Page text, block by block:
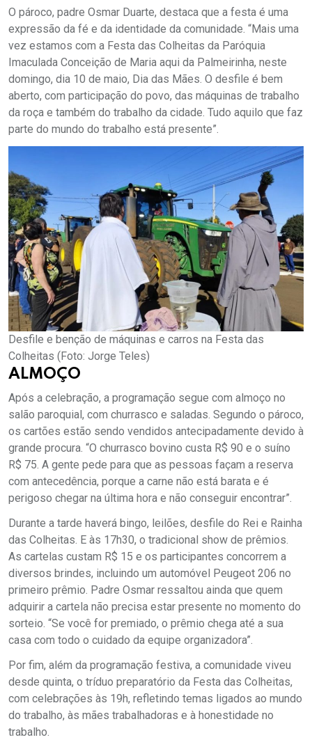
O pároco, padre Osmar Duarte, destaca que a festa é uma
expressão da fé e da identidade da comunidade. “Mais uma
vez estamos com a Festa das Colheitas da Paróquia
Imaculada Conceição de Maria aqui da Palmeirinha, neste
domingo, dia 10 de maio, Dia das Mães. O desfile é bem
aberto, com participação do povo, das máquinas de trabalho
da roça e também do trabalho da cidade. Tudo aquilo que faz
parte do mundo do trabalho está presente”.
Desfile e benção de máquinas e carros na Festa das
Colheitas (Foto: Jorge Teles)
ALMOÇO
Após a celebração, a programação segue com almoço no
salão paroquial, com churrasco e saladas. Segundo o pároco,
os cartões estão sendo vendidos antecipadamente devido à
grande procura. “O churrasco bovino custa R$ 90 e o suíno
R$ 75. A gente pede para que as pessoas façam a reserva
com antecedência, porque a carne não está barata e é
perigoso chegar na última hora e não conseguir encontrar”.
Durante a tarde haverá bingo, leilões, desfile do Rei e Rainha
das Colheitas. E às 17h30, o tradicional show de prêmios.
As cartelas custam R$ 15 e os participantes concorrem a
diversos brindes, incluindo um automóvel Peugeot 206 no
primeiro prêmio. Padre Osmar ressaltou ainda que quem
adquirir a cartela não precisa estar presente no momento do
sorteio. “Se você for premiado, o prêmio chega até a sua
casa com todo o cuidado da equipe organizadora”.
Por fim, além da programação festiva, a comunidade viveu
desde quinta, o tríduo preparatório da Festa das Colheitas,
com celebrações às 19h, refletindo temas ligados ao mundo
do trabalho, às mães trabalhadoras e à honestidade no
trabalho.